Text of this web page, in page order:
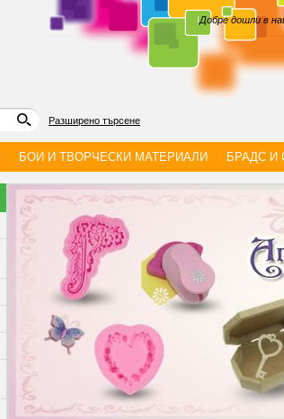
Добре дошли в
|
Разширено търсене
БОИ И ТВОРЧЕСКИ МАТЕРИАЛИ БРАДС И